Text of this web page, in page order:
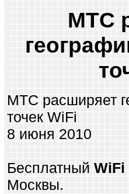
МТС
МТС расширяет
точек WiFi
8 июня 2010
Бесплатный WiFi
Москвы.